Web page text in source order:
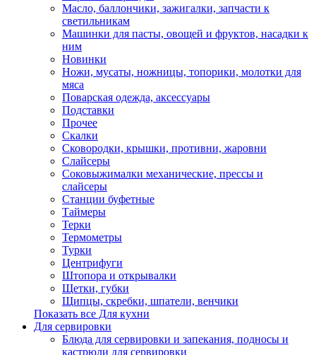
Масло, баллончики, зажигалки, запчасти к
светильникам
Машинки для пасты, овощей и фруктов, насадки к
ним
Новинки
Ножи, мусаты, ножницы, топорики, молотки для
мяса
Поварская одежда, аксессуары
Подставки
Прочее
Скалки
Сковородки, крышки, противни, жаровни
Слайсеры
Соковыжималки механические, прессы и
слайсеры
Станции буфетные
Таймеры
Терки
Термометры
Турки
Центрифуги
Штопора и открывалки
Щетки, губки
Щипцы, скребки, шпатели, венчики
Показать все Для кухни
Для сервировки
Блюда для сервировки и запекания, подносы и
кастрюли для сервировки